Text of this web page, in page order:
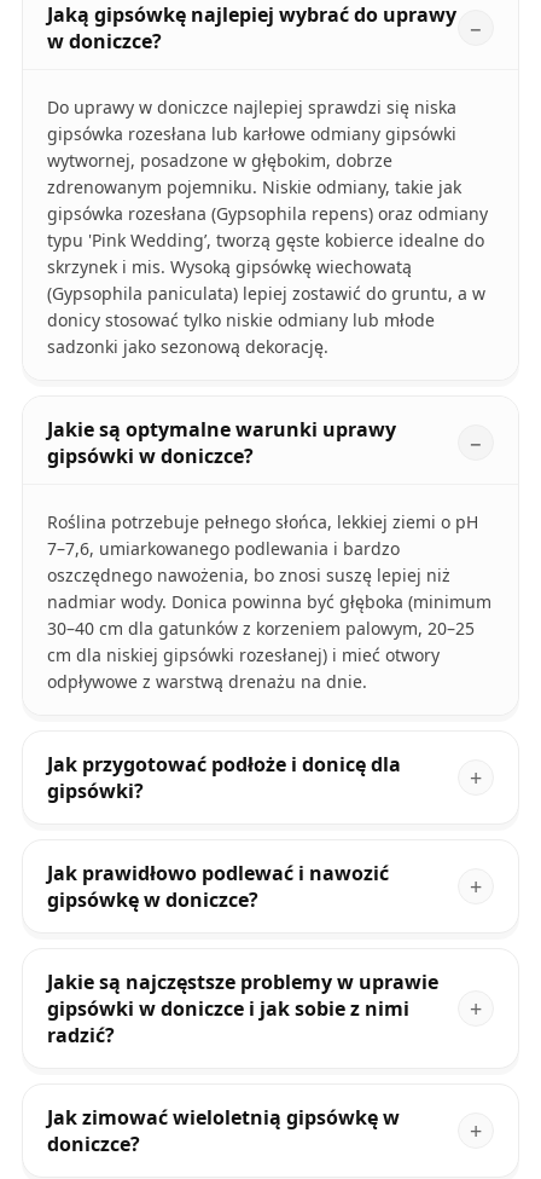
Jaką gipsówkę najlepiej wybrać do uprawy
w doniczce?
Do uprawy w doniczce najlepiej sprawdzi się niska
gipsówka rozesłana lub karłowe odmiany gipsówki
wytwornej, posadzone w głębokim, dobrze
zdrenowanym pojemniku. Niskie odmiany, takie jak
gipsówka rozesłana (Gypsophila repens) oraz odmiany
typu 'Pink Wedding’, tworzą gęste kobierce idealne do
skrzynek i mis. Wysoką gipsówkę wiechowatą
(Gypsophila paniculata) lepiej zostawić do gruntu, a w
donicy stosować tylko niskie odmiany lub młode
sadzonki jako sezonową dekorację.
Jakie są optymalne warunki uprawy
gipsówki w doniczce?
Roślina potrzebuje pełnego słońca, lekkiej ziemi o pH
7–7,6, umiarkowanego podlewania i bardzo
oszczędnego nawożenia, bo znosi suszę lepiej niż
nadmiar wody. Donica powinna być głęboka (minimum
30–40 cm dla gatunków z korzeniem palowym, 20–25
cm dla niskiej gipsówki rozesłanej) i mieć otwory
odpływowe z warstwą drenażu na dnie.
Jak przygotować podłoże i donicę dla
gipsówki?
Jak prawidłowo podlewać i nawozić
gipsówkę w doniczce?
Jakie są najczęstsze problemy w uprawie
gipsówki w doniczce i jak sobie z nimi
radzić?
Jak zimować wieloletnią gipsówkę w
doniczce?